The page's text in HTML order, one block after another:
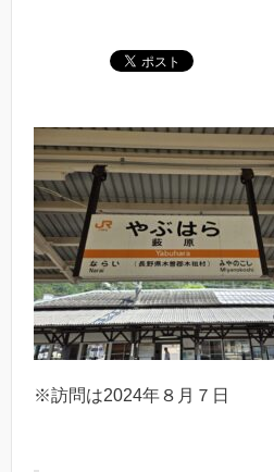
※訪問は2024年８月７日